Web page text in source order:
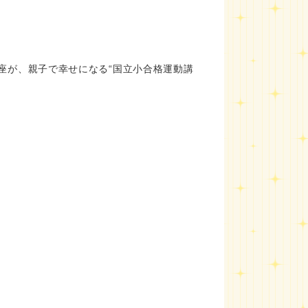
が、親子で幸せになる“国立小合格運動講